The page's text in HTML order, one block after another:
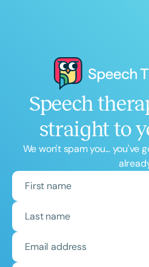
Speech
straight to
We won't spam you... you've